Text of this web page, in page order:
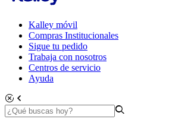
Kalley móvil
Compras Institucionales
Sigue tu pedido
Trabaja con nosotros
Centros de servicio
Ayuda